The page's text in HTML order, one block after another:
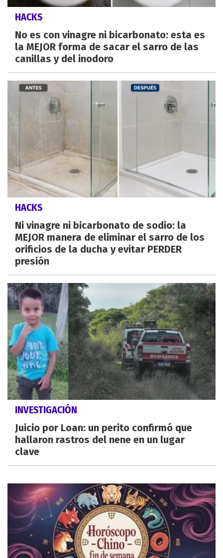
HACKS
No es con vinagre ni bicarbonato: esta es
la MEJOR forma de sacar el sarro de las
canillas y del inodoro
HACKS
Ni vinagre ni bicarbonato de sodio: la
MEJOR manera de eliminar el sarro de los
orificios de la ducha y evitar PERDER
presión
INVESTIGACIÓN
Juicio por Loan: un perito confirmó que
hallaron rastros del nene en un lugar
clave